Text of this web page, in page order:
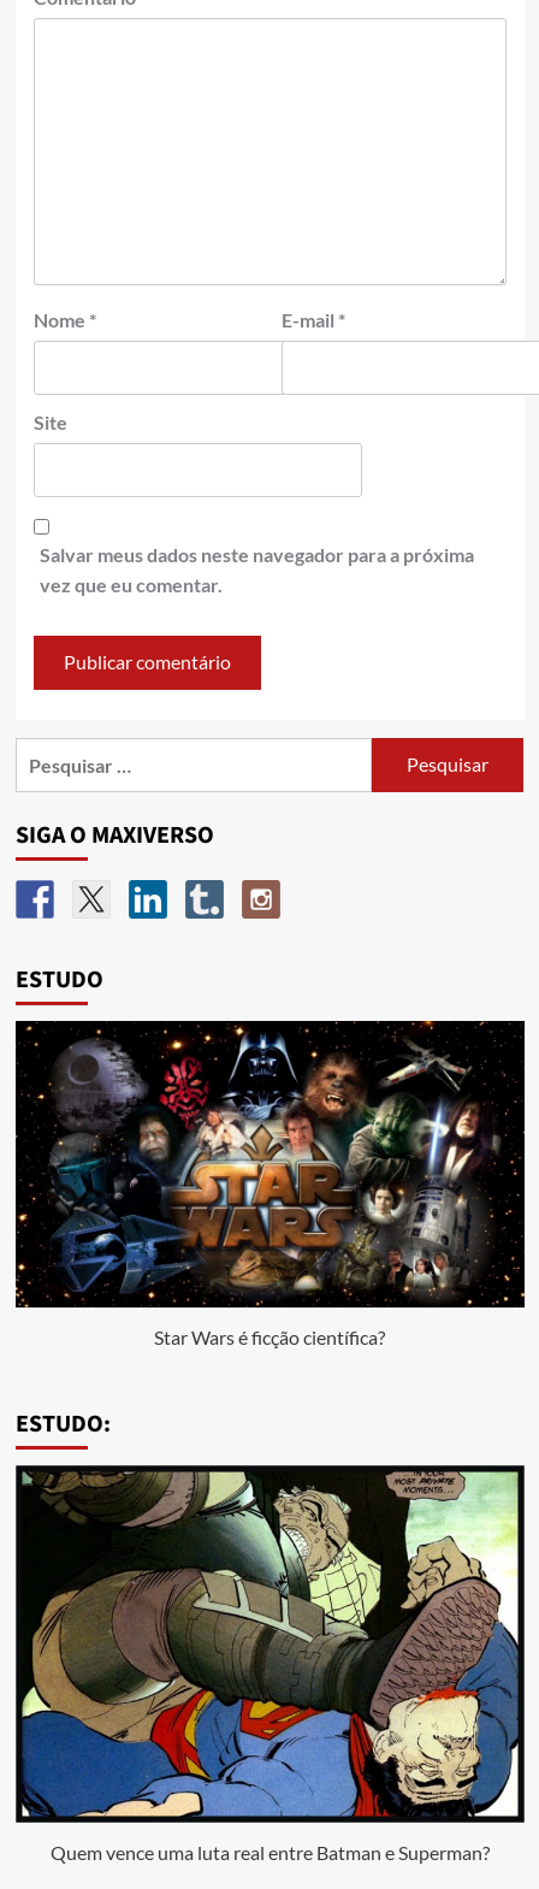
Nome * E-mail *
Site
Salvar meus dados neste navegador para a próxima
vez que eu comentar.
SIGA O MAXIVERSO
ESTUDO
Star Wars é ficção científica?
ESTUDO:
Quem vence uma luta real entre Batman e Superman?